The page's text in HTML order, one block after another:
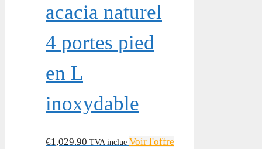
acacia naturel
4 portes pied
en L
inoxydable
€1,029.90 TVA inclue Voir l'offre